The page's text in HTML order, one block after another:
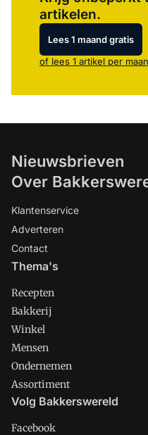
artikelen.
Lees 1 maand gratis
of lees 1 artikel per
Nieuwsbrieven
Over
Klantenservice
Adverteren
Contact
Thema's
Recepten
Bakkerij
Winkel
Mensen
Ondernemen
Assortiment
Volg Bakkerswereld
Facebook